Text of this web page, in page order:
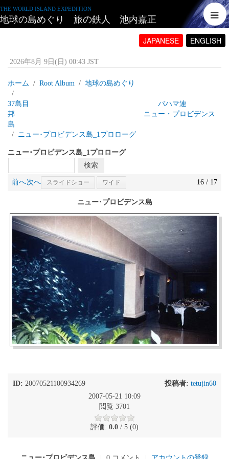
THE WORLD ISLAND EXPEDITION
地球の島めぐり 旅の鉄人 池内嘉正
JAPANESE ENGLISH
2026年8月 9日(日) 00:43 JST
ホーム Root Album 地球の島めぐり
37島目 バハマ連
邦 ニュー・プロビデンス
島
ニュー･プロビデンス島_1プロローグ
ニュー･プロビデンス島_1プロローグ
前へ次へ スライドショー ワイド 16 / 17
ニュー･プロビデンス島
ID: 20070521100934269 投稿者: tetujin60
2007-05-21 10:09
閲覧 3701
評価: 0.0 / 5 (0)